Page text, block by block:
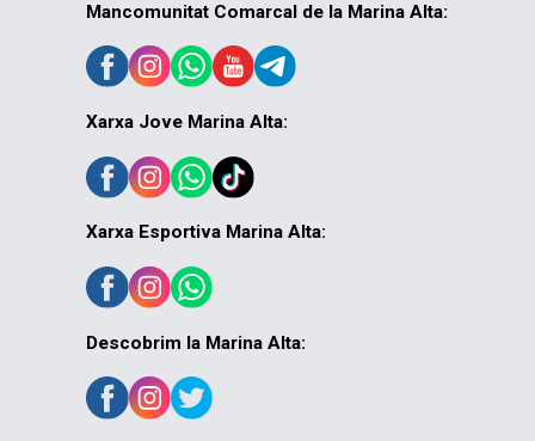
Mancomunitat Comarcal de la Marina Alta:
Xarxa Jove Marina Alta:
Xarxa Esportiva Marina Alta:
Descobrim la Marina Alta: